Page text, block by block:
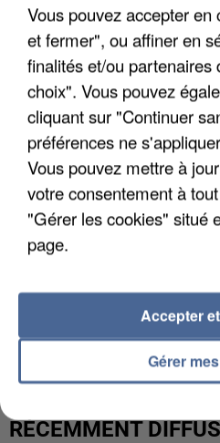
L’UN DES FONDATEURS
MAFIA INTERPELLÉ EN
RÉCEMMENT
Vous pouvez accepter
et fermer", ou affiner en
finalités et/ou partenaires
choix". Vous pouvez
cliquant sur "Continuer
préférences ne
Vous pouvez mettre à
votre consentement à
"Gérer les cookies" situé
page.
Gérer
Accepter